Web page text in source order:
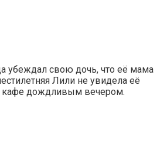
убеждал свою дочь, что её мама
Лили не увидела её
дождливым вечером.